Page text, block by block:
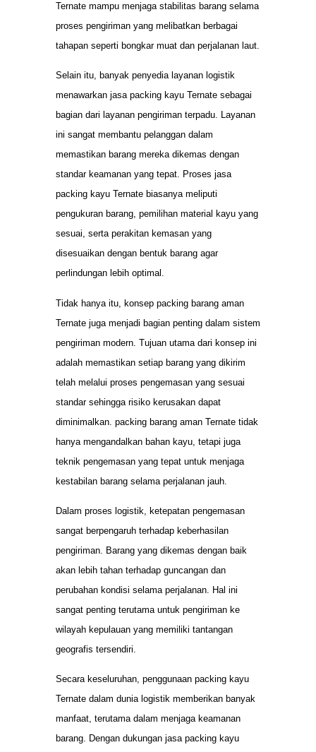
Ternate mampu menjaga stabilitas barang selama
proses pengiriman yang melibatkan berbagai
tahapan seperti bongkar muat dan perjalanan laut.
Selain itu, banyak penyedia layanan logistik
menawarkan jasa packing kayu Ternate sebagai
bagian dari layanan pengiriman terpadu. Layanan
ini sangat membantu pelanggan dalam
memastikan barang mereka dikemas dengan
standar keamanan yang tepat. Proses jasa
packing kayu Ternate biasanya meliputi
pengukuran barang, pemilihan material kayu yang
sesuai, serta perakitan kemasan yang
disesuaikan dengan bentuk barang agar
perlindungan lebih optimal.
Tidak hanya itu, konsep packing barang aman
Ternate juga menjadi bagian penting dalam sistem
pengiriman modern. Tujuan utama dari konsep ini
adalah memastikan setiap barang yang dikirim
telah melalui proses pengemasan yang sesuai
standar sehingga risiko kerusakan dapat
diminimalkan. packing barang aman Ternate tidak
hanya mengandalkan bahan kayu, tetapi juga
teknik pengemasan yang tepat untuk menjaga
kestabilan barang selama perjalanan jauh.
Dalam proses logistik, ketepatan pengemasan
sangat berpengaruh terhadap keberhasilan
pengiriman. Barang yang dikemas dengan baik
akan lebih tahan terhadap guncangan dan
perubahan kondisi selama perjalanan. Hal ini
sangat penting terutama untuk pengiriman ke
wilayah kepulauan yang memiliki tantangan
geografis tersendiri.
Secara keseluruhan, penggunaan packing kayu
Ternate dalam dunia logistik memberikan banyak
manfaat, terutama dalam menjaga keamanan
barang. Dengan dukungan jasa packing kayu